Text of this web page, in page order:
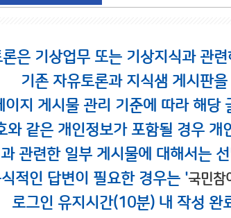
은 기상업무 또는 기상지식과 관
기존 자유토론과 지식샘 게시판
이지 게시물 관리 기준에 따라 해당
와 같은 개인정보가 포함될 경우
관련한 일부 게시물에 대해서는
적인 답변이 필요한 경우는 '국민참
로그인 유지시간(10분) 내 작성 완